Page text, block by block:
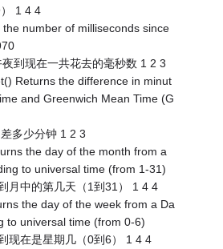
1 4 4
number of milliseconds since
到现在一共花去的毫秒数 1 2 3
Returns the difference in minut
and Greenwich Mean Time (G
多少分钟 1 2 3
the day of the month from a
to universal time (from 1-31)
月中的第几天（1到31） 1 4 4
the day of the week from a Da
to universal time (from 0-6)
现在是星期几（0到6） 1 4 4